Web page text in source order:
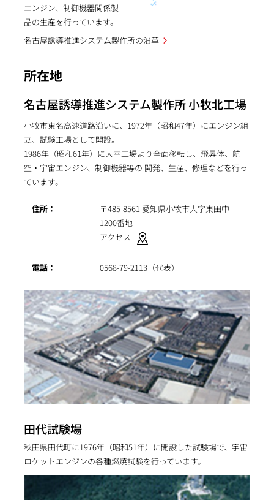
エンジン、制御機器関係製
品の生産を行っています。
名古屋誘導推進システム製作所の沿革
所在地
名古屋誘導推進システム製作所 小牧北工場
小牧市東名高速道路沿いに、1972年（昭和47年）にエンジン組
立、試験工場として開設。
1986年（昭和61年）に大幸工場より全面移転し、飛昇体、航
空・宇宙エンジン、制御機器等の 開発、生産、修理などを行っ
ています。
住所：
〒485-8561 愛知県小牧市大字東田中
1200番地
アクセス
電話： 0568-79-2113（代表）
田代試験場
秋田県田代町に1976年（昭和51年）に開設した試験場で、宇宙
ロケットエンジンの各種燃焼試験を行っています。